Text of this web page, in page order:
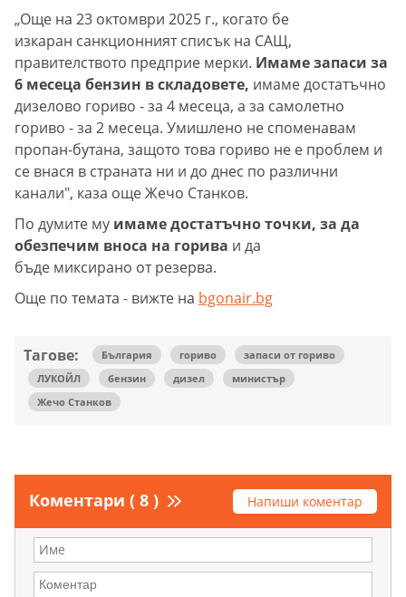
„Още на 23 октомври 2025 г., когато бе
изкаран санкционният списък на САЩ,
правителството предприе мерки. Имаме запаси за
6 месеца бензин в складовете, имаме достатъчно
дизелово гориво - за 4 месеца, а за самолетно
гориво - за 2 месеца. Умишлено не споменавам
пропан-бутана, защото това гориво не е проблем и
се внася в страната ни и до днес по различни
канали", каза още Жечо Станков.
По думите му имаме достатъчно точки, за да
обезпечим вноса на горива и да
бъде миксирано от резерва.
Още по темата - вижте на bgonair.bg
Тагове: България гориво
запаси от гориво
ЛУКОЙЛ
бензин дизел
министър
Жечо Станков
Коментари ( 8 ) Напиши коментар